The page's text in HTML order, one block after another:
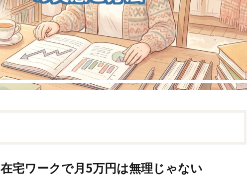
宅ワークで月5万円は無理じゃない